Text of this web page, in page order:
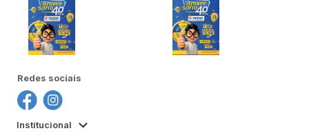
Redes sociais
Institucional